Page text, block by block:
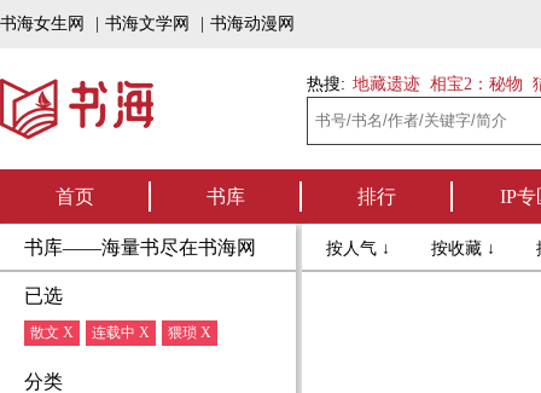
书海女生网 书海文学网 书海动漫网
热搜: 地藏遗迹 相宝2：秘物
首页 书库 排行 IP专
书库——海量书尽在书海网
已选
散文 X 连载中 X 猥琐 X
分类
按人气 ↓ 按收藏 ↓